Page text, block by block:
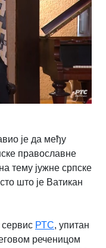
је да међу
православне
тему јужне српске
што је Ватикан
сервис РТС, упитан
реченицом